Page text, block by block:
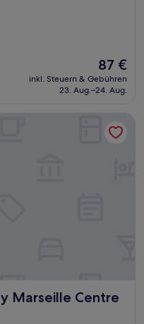
Der
Preis
beträgt
87 €
inkl. Steuern & Gebühren
23. Aug.–24. Aug.
Marseille Centre
Centre Euromed
Centre Euromed